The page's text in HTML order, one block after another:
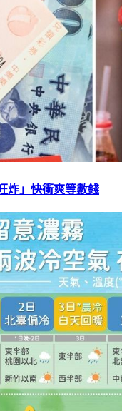
炸」快衝爽等數錢